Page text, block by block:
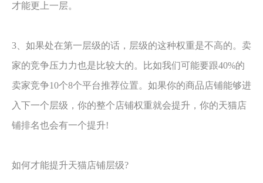
才能更上一层。
3、如果处在第一层级的话，层级的这种权重是不高的。卖
家的竞争压力力也是比较大的。比如我们可能要跟40%的
卖家竞争10个8个平台推荐位置。如果你的商品店铺能够进
入下一个层级，你的整个店铺权重就会提升，你的天猫店
铺排名也会有一个提升!
如何才能提升天猫店铺层级?